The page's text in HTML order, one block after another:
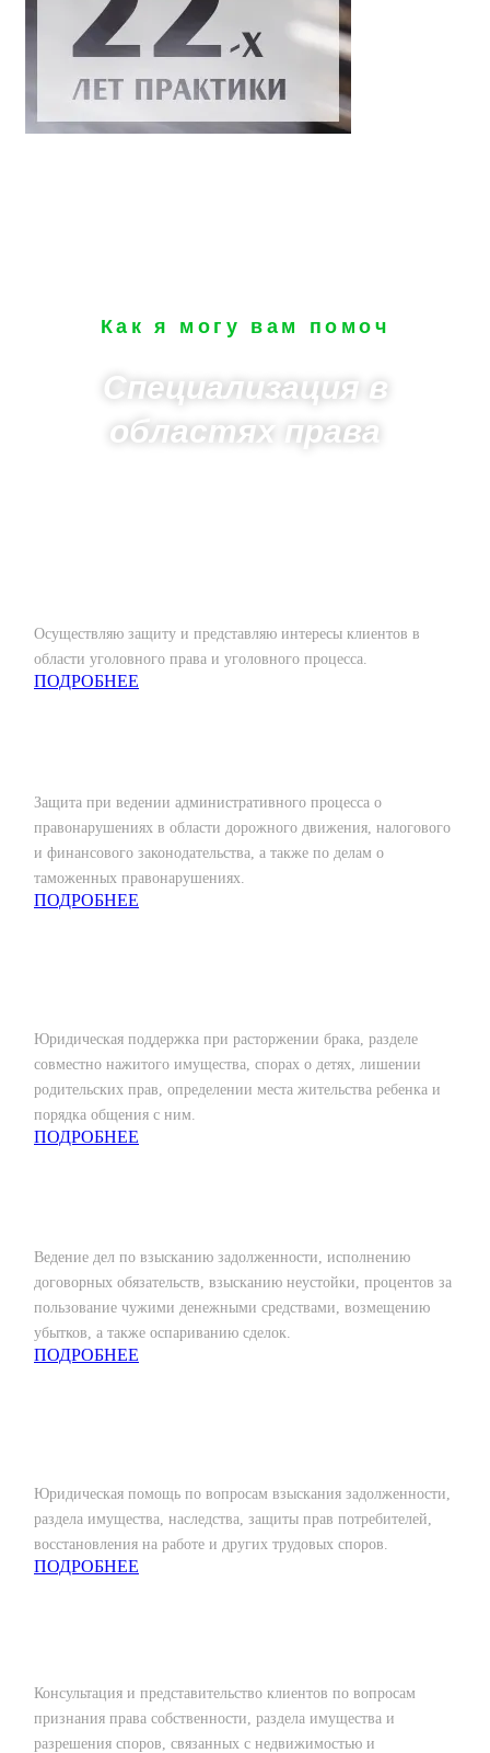
Как я могу вам помоч
Специализация в
областях права
Осуществляю защиту и представляю интересы клиентов в
области уголовного права и уголовного процесса.
ПОДРОБНЕЕ
Защита при ведении административного процесса о
правонарушениях в области дорожного движения, налогового
и финансового законодательства, а также по делам о
таможенных правонарушениях.
ПОДРОБНЕЕ
Юридическая поддержка при расторжении брака, разделе
совместно нажитого имущества, спорах о детях, лишении
родительских прав, определении места жительства ребенка и
порядка общения с ним.
ПОДРОБНЕЕ
Ведение дел по взысканию задолженности, исполнению
договорных обязательств, взысканию неустойки, процентов за
пользование чужими денежными средствами, возмещению
убытков, а также оспариванию сделок.
ПОДРОБНЕЕ
Юридическая помощь по вопросам взыскания задолженности,
раздела имущества, наследства, защиты прав потребителей,
восстановления на работе и других трудовых споров.
ПОДРОБНЕЕ
Консультация и представительство клиентов по вопросам
признания права собственности, раздела имущества и
разрешения споров, связанных с недвижимостью и